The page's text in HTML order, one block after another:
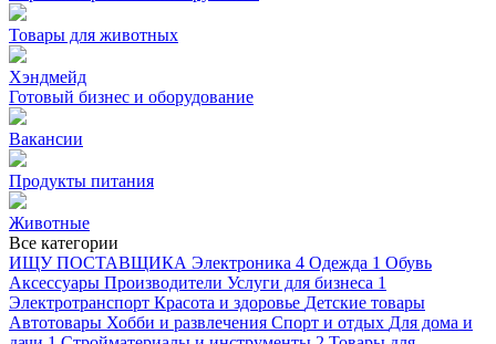
Товары для животных
Хэндмейд
Готовый бизнес и оборудование
Вакансии
Продукты питания
Животные
Все категории
ИЩУ ПОСТАВЩИКА Электроника 4 Одежда 1 Обувь
Аксессуары Производители Услуги для бизнеса 1
Электротранспорт Красота и здоровье Детские товары
Автотовары Хобби и развлечения Спорт и отдых Для дома и